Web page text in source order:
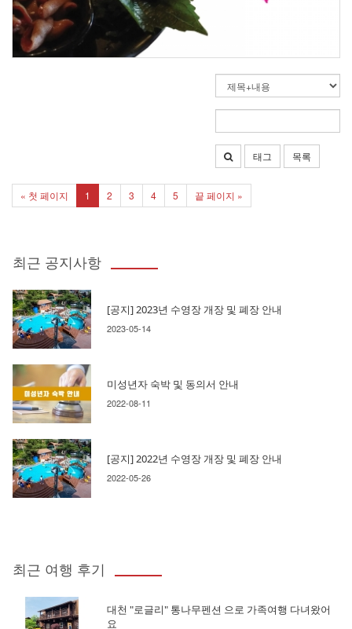
태그 목록
« 첫 페이지 1 2 3 4 5 끝 페이지 »
최근 공지사항
[공지] 2023년 수영장 개장 및 폐장 안내
2023-05-14
미성년자 숙박 및 동의서 안내
2022-08-11
[공지] 2022년 수영장 개장 및 폐장 안내
2022-05-26
최근 여행 후기
대천 "로글리" 통나무펜션 으로 가족여행 다녀왔어
요